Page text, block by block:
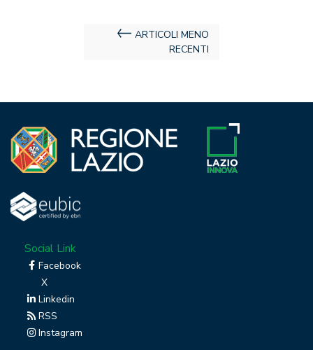
ARTICOLI MENO
RECENTI
Social Link
Facebook
X
Linkedin
RSS
Instagram